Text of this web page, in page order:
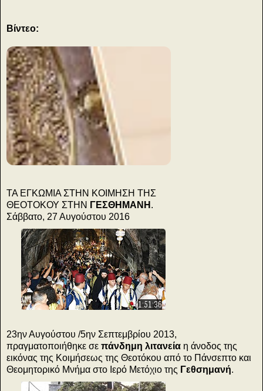
Βίντεο:
ΤΑ ΕΓΚΩΜΙΑ ΣΤΗΝ ΚΟΙΜΗΣΗ ΤΗΣ
ΘΕΟΤΟΚΟΥ ΣΤΗΝ ΓΕΣΘΗΜΑΝΗ .
Σάββατο, 27 Αυγούστου 2016
1:51:36
23ην Αυγούστου /5ην Σεπτεμβρίου 2013,
πραγματοποιήθηκε σε πάνδημη λιτανεία η άνοδος της
εικόνας της Κοιμήσεως της Θεοτόκου από το Πάνσεπτο και
Θεομητορικό Μνήμα στο Ιερό Μετόχιο της Γεθσημανή.